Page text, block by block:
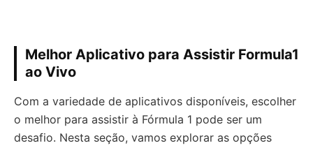
Melhor Aplicativo para Assistir Formula1
ao Vivo
Com a variedade de aplicativos disponíveis, escolher
o melhor para assistir à Fórmula 1 pode ser um
desafio. Nesta seção, vamos explorar as opções